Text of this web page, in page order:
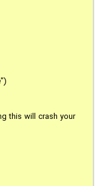
this will crash your